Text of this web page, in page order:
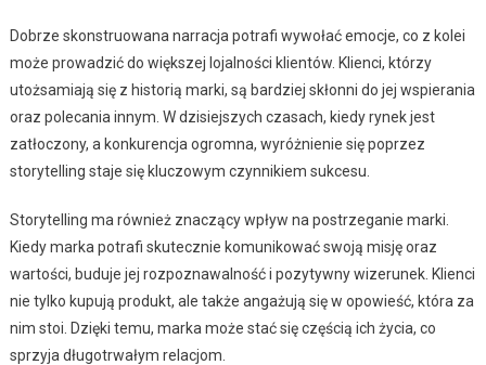
Dobrze skonstruowana narracja potrafi wywołać emocje, co z kolei
może prowadzić do większej lojalności klientów. Klienci, którzy
utożsamiają się z historią marki, są bardziej skłonni do jej wspierania
oraz polecania innym. W dzisiejszych czasach, kiedy rynek jest
zatłoczony, a konkurencja ogromna, wyróżnienie się poprzez
storytelling staje się kluczowym czynnikiem sukcesu.
Storytelling ma również znaczący wpływ na postrzeganie marki.
Kiedy marka potrafi skutecznie komunikować swoją misję oraz
wartości, buduje jej rozpoznawalność i pozytywny wizerunek. Klienci
nie tylko kupują produkt, ale także angażują się w opowieść, która za
nim stoi. Dzięki temu, marka może stać się częścią ich życia, co
sprzyja długotrwałym relacjom.